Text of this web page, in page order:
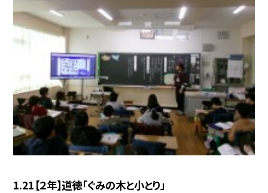
1.21【２年】道徳「ぐみの木と小とり」